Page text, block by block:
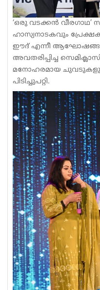
‘ഒരു വടക്കൻ വീരഗാഥ’
ഹാസ്യനാടകവും
ഈദ് എന്നീ
അവതരിപ്പിച്ച
മനോഹരമായ
പിടിച്ചുപറ്റി.